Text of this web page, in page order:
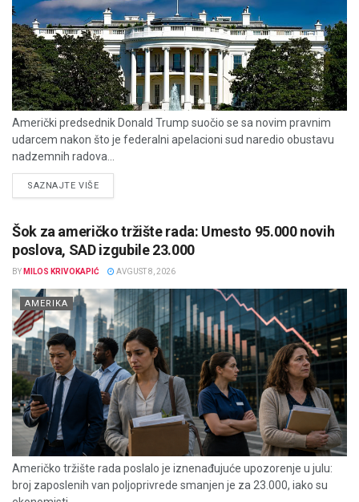
Američki predsednik Donald Trump suočio se sa novim pravnim
udarcem nakon što je federalni apelacioni sud naredio obustavu
nadzemnih radova...
SAZNAJTE VIŠEDETAILS
Šok za američko tržište rada: Umesto 95.000 novih
poslova, SAD izgubile 23.000
BY MILOS KRIVOKAPIĆ AVGUST 8, 2026
AMERIKA
Američko tržište rada poslalo je iznenađujuće upozorenje u julu:
broj zaposlenih van poljoprivrede smanjen je za 23.000, iako su